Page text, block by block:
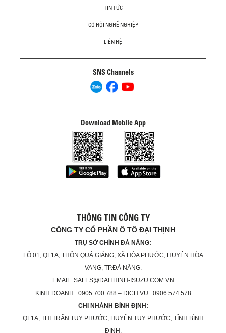
TIN TỨC
CƠ HỘI NGHỀ NGHIỆP
LIÊN HỆ
SNS Channels
Download Mobile App
THÔNG TIN CÔNG TY
CÔNG TY CỔ PHẦN Ô TÔ ĐẠI THỊNH
TRỤ SỞ CHÍNH ĐÀ NẴNG:
LÔ 01, QL1A, THÔN QUÁ GIÁNG, XÃ HÒA PHƯỚC, HUYỆN HÒA
VANG, TP.ĐÀ NẴNG.
EMAIL: SALES@DAITHINH-ISUZU.COM.VN
KINH DOANH : 0905 700 788 – DỊCH VỤ : 0906 574 578
CHI NHÁNH BÌNH ĐỊNH:
QL1A, THỊ TRẤN TUY PHƯỚC, HUYỆN TUY PHƯỚC, TỈNH BÌNH
ĐỊNH.